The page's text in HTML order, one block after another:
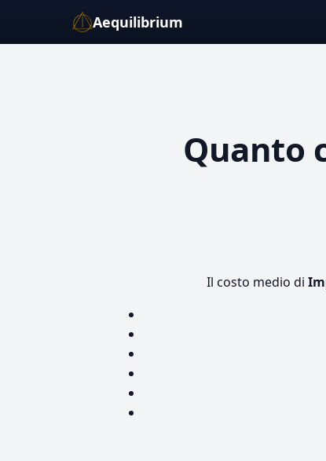
Aequilibrium
Quanto
Il costo medio di